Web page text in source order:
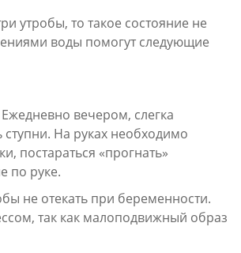
утробы, то такое состояние не
воды помогут следующие
вечером, слегка
На руках необходимо
постараться «прогнать»
по руке.
не отекать при беременности.
так как малоподвижный образ